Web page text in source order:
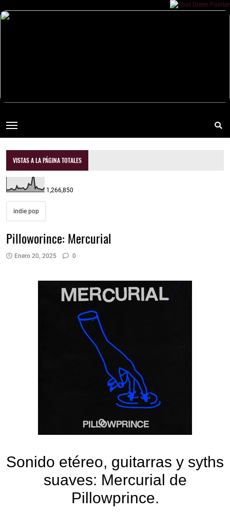
VISTAS A LA PÁGINA TOTALES
1,266,850
indie pop
Pilloworince: Mercurial
Enero 20, 2025 0
Sonido etéreo, guitarras y syths
suaves: Mercurial de
Pillowprince.